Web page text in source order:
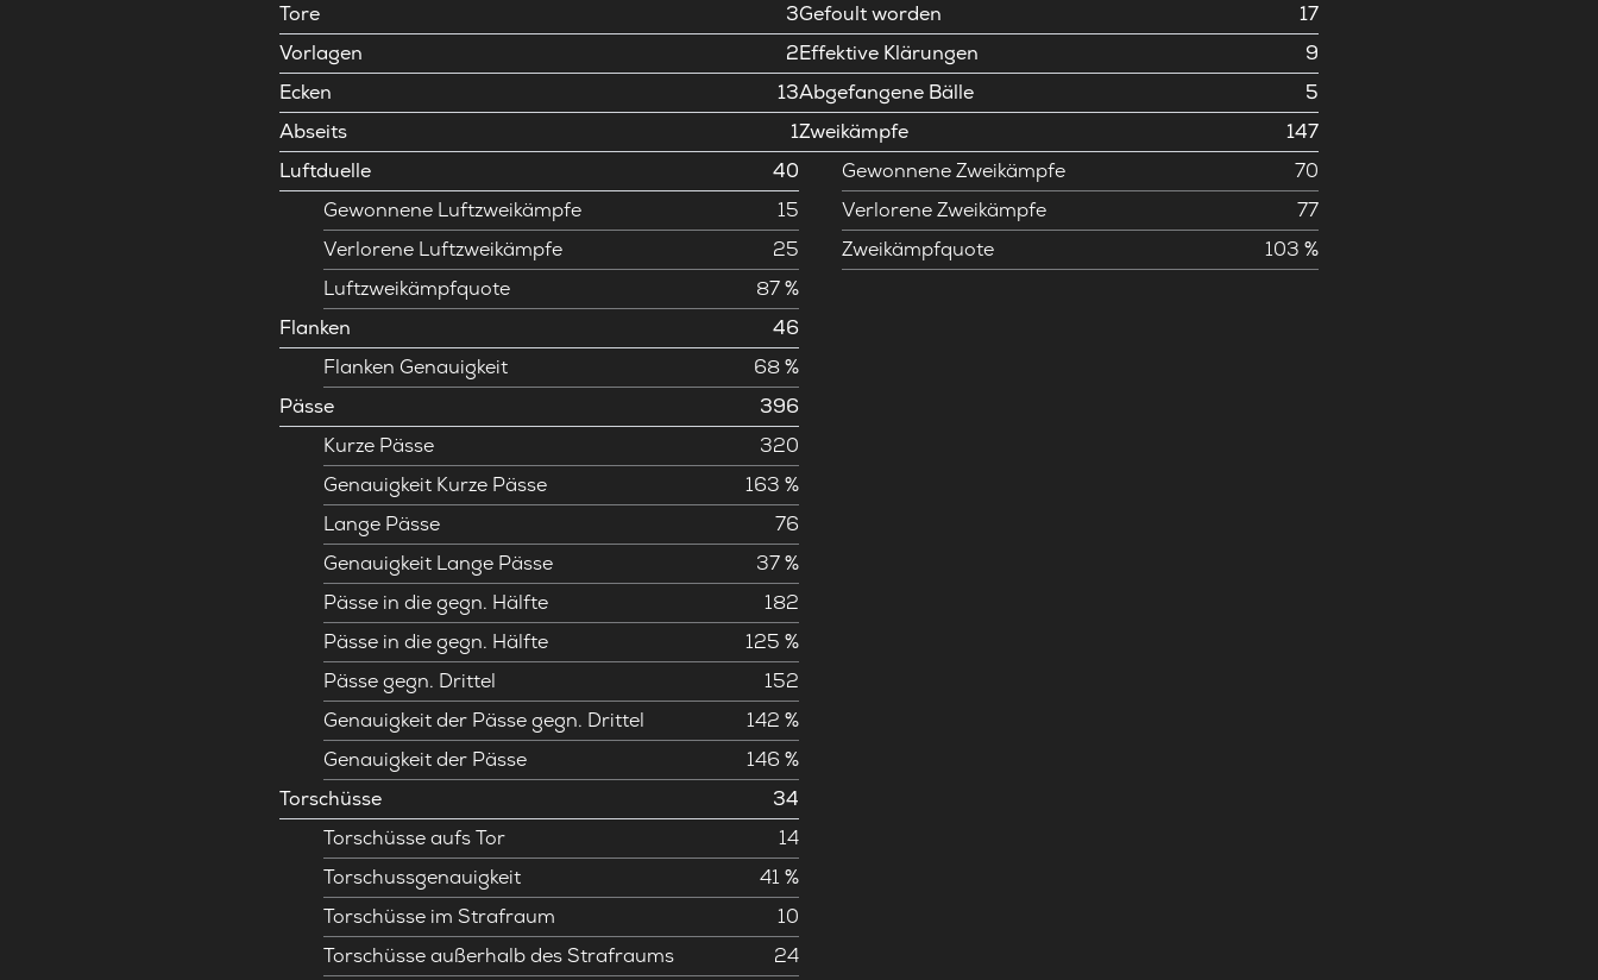
Tore
3
Vorlagen
2
Ecken
13
Abseits
1
Luftduelle
40
Gewonnene Luftzweikämpfe
15
Verlorene Luftzweikämpfe
25
Luftzweikämpfquote
87 %
Flanken
46
Flanken Genauigkeit
68 %
Pässe
396
Kurze Pässe
320
Genauigkeit Kurze Pässe
163 %
Lange Pässe
76
Genauigkeit Lange Pässe
37 %
Pässe in die gegn. Hälfte
182
Pässe in die gegn. Hälfte
125 %
Pässe gegn. Drittel
152
Genauigkeit der Pässe gegn. Drittel
142 %
Genauigkeit der Pässe
146 %
Torschüsse
34
Torschüsse aufs Tor
14
Torschussgenauigkeit
41 %
Torschüsse im Strafraum
10
Torschüsse außerhalb des Strafraums
24
Gefoult worden
17
Effektive Klärungen
9
Abgefangene Bälle
5
Zweikämpfe
147
Gewonnene Zweikämpfe
70
Verlorene Zweikämpfe
77
Zweikämpfquote
103 %